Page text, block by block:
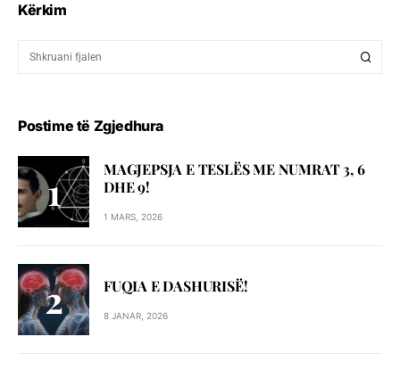
Kërkim
Postime të Zgjedhura
MAGJEPSJA E TESLËS ME NUMRAT 3, 6
DHE 9!
1 MARS, 2026
FUQIA E DASHURISË!
8 JANAR, 2026